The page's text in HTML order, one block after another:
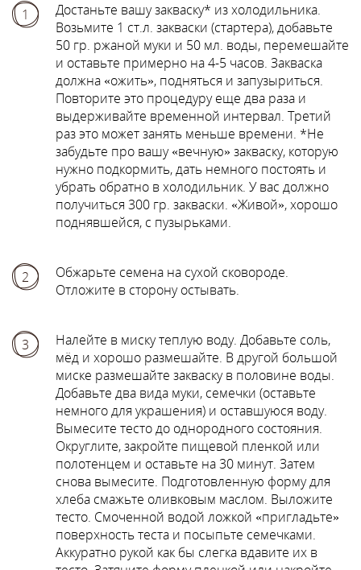
1
Достаньте вашу закваску* из холодильника.
Возьмите 1 ст.л. закваски (стартера), добавьте
50 гр. ржаной муки и 50 мл. воды, перемешайте
и оставьте примерно на 4-5 часов. Закваска
должна «ожить», подняться и запузыриться.
Повторите это процедуру еще два раза и
выдерживайте временной интервал. Третий
раз это может занять меньше времени. *Не
забудьте про вашу «вечную» закваску, которую
нужно подкормить, дать немного постоять и
убрать обратно в холодильник. У вас должно
получиться 300 гр. закваски. «Живой», хорошо
поднявшейся, с пузырьками.
2
Обжарьте семена на сухой сковороде.
Отложите в сторону остывать.
3
Налейте в миску теплую воду. Добавьте соль,
мёд и хорошо размешайте. В другой большой
миске размешайте закваску в половине воды.
Добавьте два вида муки, семечки (оставьте
немного для украшения) и оставшуюся воду.
Вымесите тесто до однородного состояния.
Округлите, закройте пищевой пленкой или
полотенцем и оставьте на 30 минут. Затем
снова вымесите. Подготовленную форму для
хлеба смажьте оливковым маслом. Выложите
тесто. Смоченной водой ложкой «пригладьте»
поверхность теста и посыпьте семечками.
Аккуратно рукой как бы слегка вдавите их в